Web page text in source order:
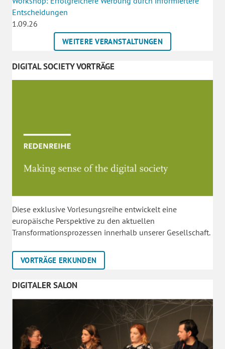
Entscheidungen
1.09.26
WEITERE VERANSTALTUNGEN
DIGITAL SOCIETY VORTRÄGE
Diese exklusive Vorlesungsreihe entwickelt eine
europäische Perspektive zu den aktuellen
Transformationsprozessen innerhalb unserer Gesellschaft.
VORTRÄGE ERKUNDEN
DIGITALER SALON